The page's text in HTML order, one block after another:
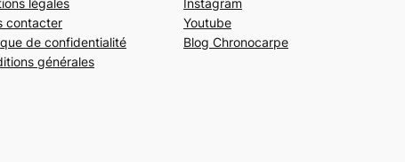
contacter
de confidentialité
générales
Youtube
Blog Chronocarpe